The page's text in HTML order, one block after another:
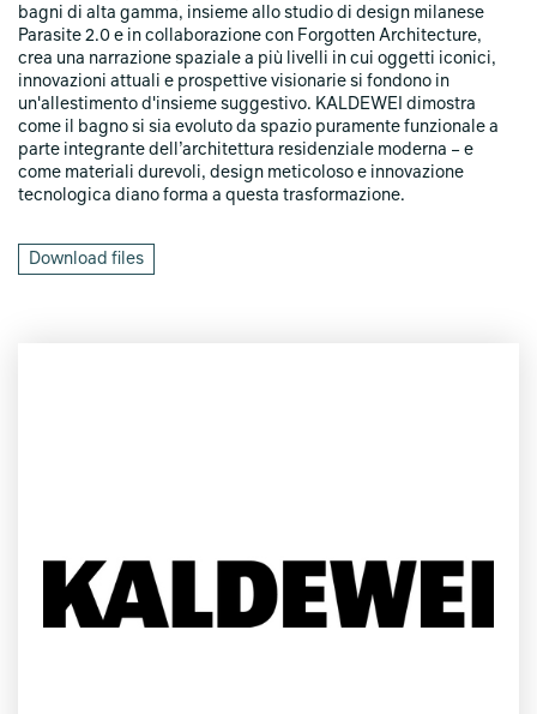
bagni di alta gamma, insieme allo studio di design milanese
Parasite 2.0 e in collaborazione con Forgotten Architecture,
crea una narrazione spaziale a più livelli in cui oggetti iconici,
innovazioni attuali e prospettive visionarie si fondono in
un'allestimento d'insieme suggestivo. KALDEWEI dimostra
come il bagno si sia evoluto da spazio puramente funzionale a
parte integrante dell’architettura residenziale moderna – e
come materiali durevoli, design meticoloso e innovazione
tecnologica diano forma a questa trasformazione.
Download files